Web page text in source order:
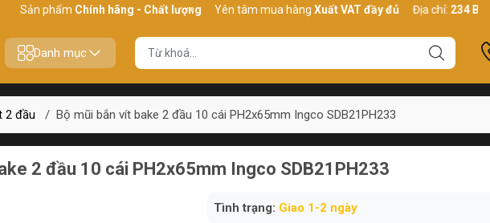
Chính hãng - Chất lượng Yên tâm mua hàngXuất VAT đầy đủ Địa chỉ: 234 Bình Thới,
Danh mục
2 đầu / Bộ mũi bắn vít bake 2 đầu 10 cái PH2x65mm Ingco SDB21PH233
2 đầu 10 cái PH2x65mm Ingco SDB21PH233
Tình trạng: Giao 1-2 ngày